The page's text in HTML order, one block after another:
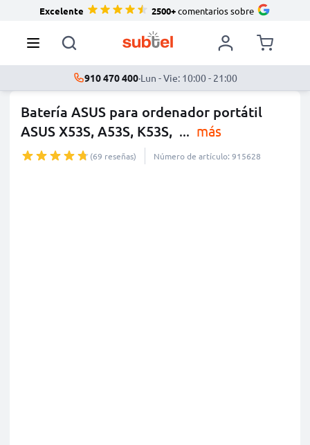
Excelente 2500+comentarios sobre
910 470 400·Lun - Vie: 10:00 - 21:00
Batería ASUS para ordenador portátil
ASUS X53S, A53S, K53S, ... más
(69 reseñas) Número de artículo: 915628